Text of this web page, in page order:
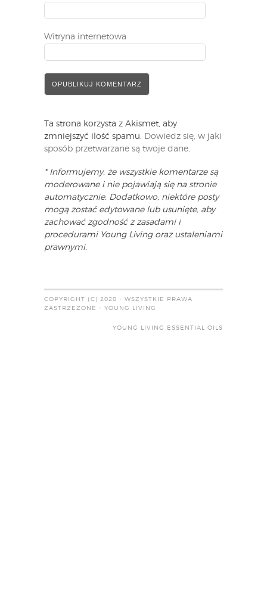
Witryna internetowa
Ta strona korzysta z Akismet, aby
zmniejszyć ilość spamu.
Dowiedz się, w jaki
sposób przetwarzane są twoje dane
* Informujemy, że wszystkie komentarze są
moderowane i nie pojawiają się na stronie
automatycznie. Dodatkowo, niektóre posty
mogą zostać edytowane lub usunięte, aby
zachować zgodność z zasadami i
procedurami Young Living oraz ustaleniami
prawnymi.
COPYRIGHT (C) 2020 - WSZYSTKIE PRAWA
ZASTRZEŻONE - YOUNG LIVING
YOUNG LIVING ESSENTIAL OILS